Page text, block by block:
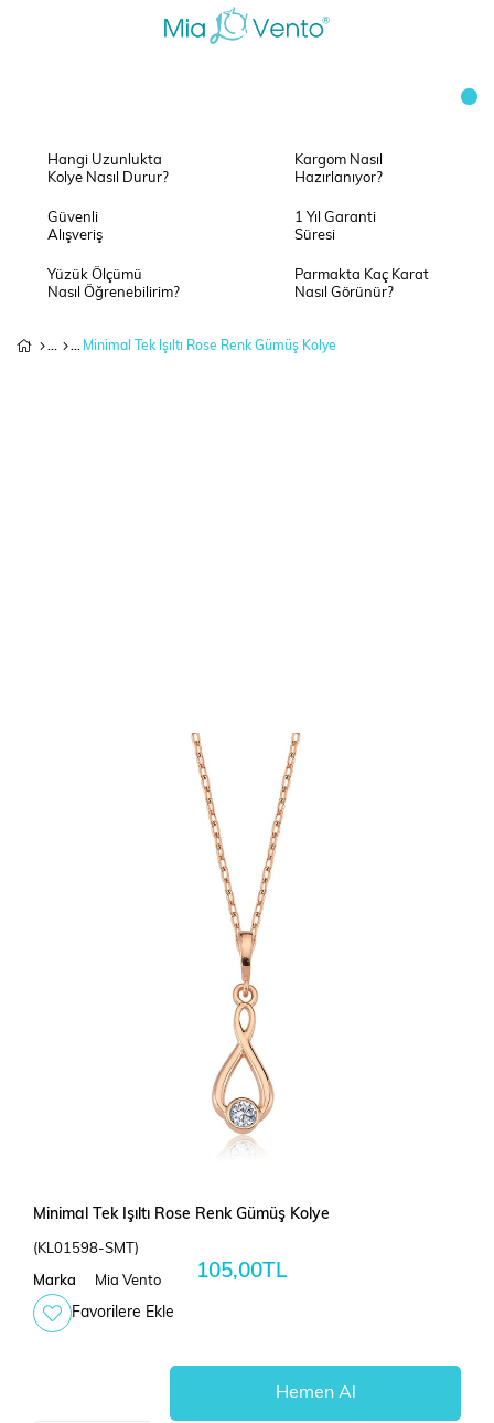
Hangi Uzunlukta
Kolye Nasıl Durur?
Kargom Nasıl
Hazırlanıyor?
Güvenli
Alışveriş
1 Yıl Garanti
Süresi
Yüzük Ölçümü
Nasıl Öğrenebilirim?
Parmakta Kaç Karat
Nasıl Görünür?
Minimal Tek Işıltı Rose Renk Gümüş Kolye
Minimal Tek Işıltı Rose Renk Gümüş Kolye
(KL01598-SMT)
Marka Mia Vento 105,00TL
Favorilere Ekle